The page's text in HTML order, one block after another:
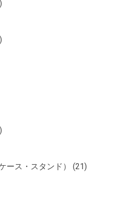
ース・スタンド）
(21)